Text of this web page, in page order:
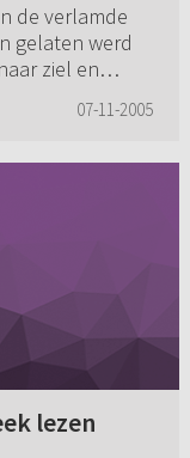
de verlamde
gelaten werd
ziel en
07-11-2005
lezen